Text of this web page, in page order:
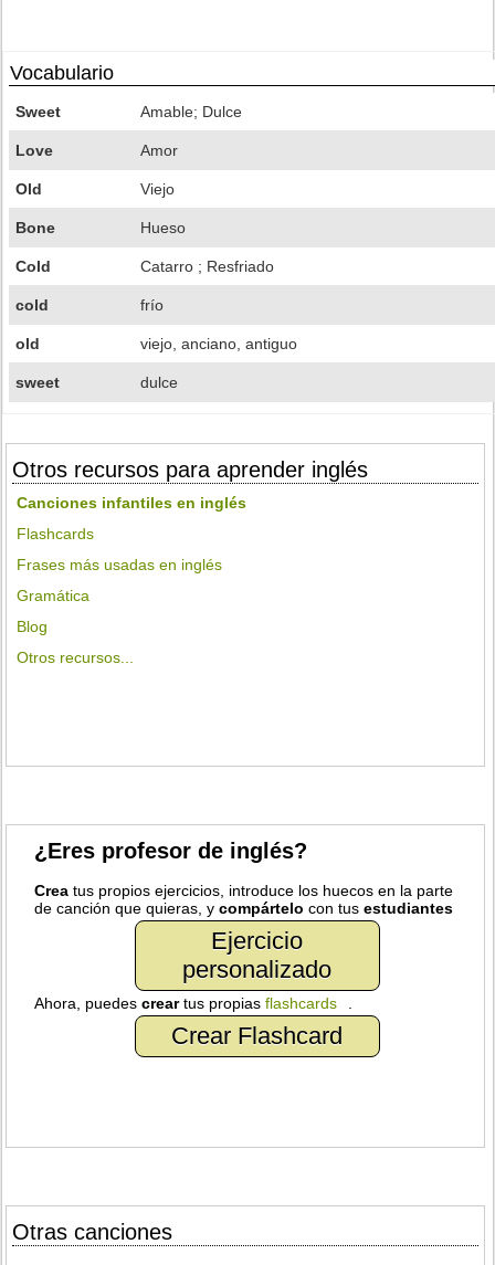
Vocabulario
Sweet Amable; Dulce
Love Amor
Old Viejo
Bone Hueso
Cold Catarro ; Resfriado
cold frío
old viejo, anciano, antiguo
sweet dulce
Otros recursos para aprender inglés
Canciones infantiles en inglés
Flashcards
Frases más usadas en inglés
Gramática
Blog
Otros recursos...
¿Eres profesor de inglés?
Crea tus propios ejercicios, introduce los huecos en la parte
de canción que quieras, ycompártelo con tusestudiantes
Ejercicio
personalizado
Ahora, puedescreartus propiasflashcards
Crear Flashcard
Otras canciones